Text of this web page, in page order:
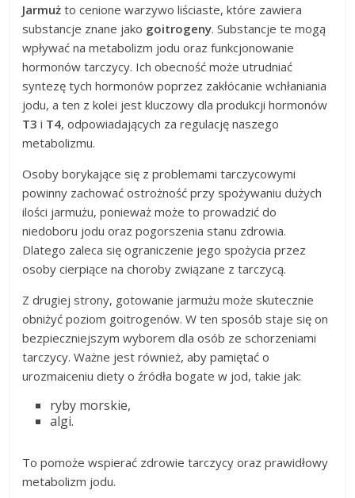
Jarmuż to cenione warzywo liściaste, które zawiera
substancje znane jako goitrogeny. Substancje te mogą
wpływać na metabolizm jodu oraz funkcjonowanie
hormonów tarczycy. Ich obecność może utrudniać
syntezę tych hormonów poprzez zakłócanie wchłaniania
jodu, a ten z kolei jest kluczowy dla produkcji hormonów
T3 i T4, odpowiadających za regulację naszego
metabolizmu.
Osoby borykające się z problemami tarczycowymi
powinny zachować ostrożność przy spożywaniu dużych
ilości jarmużu, ponieważ może to prowadzić do
niedoboru jodu oraz pogorszenia stanu zdrowia.
Dlatego zaleca się ograniczenie jego spożycia przez
osoby cierpiące na choroby związane z tarczycą.
Z drugiej strony, gotowanie jarmużu może skutecznie
obniżyć poziom goitrogenów. W ten sposób staje się on
bezpieczniejszym wyborem dla osób ze schorzeniami
tarczycy. Ważne jest również, aby pamiętać o
urozmaiceniu diety o źródła bogate w jod, takie jak:
ryby morskie,
algi.
To pomoże wspierać zdrowie tarczycy oraz prawidłowy
metabolizm jodu.